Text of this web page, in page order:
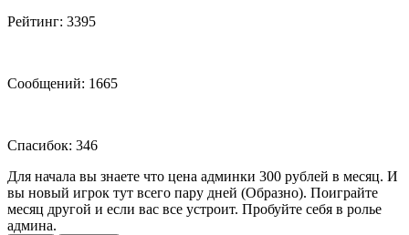
Рейтинг: 3395
Сообщений: 1665
Спасибок: 346
Для начала вы знаете что цена админки 300 рублей в месяц. И
вы новый игрок тут всего пару дней (Образно). Поиграйте
месяц другой и если вас все устроит. Пробуйте себя в ролье
админа.